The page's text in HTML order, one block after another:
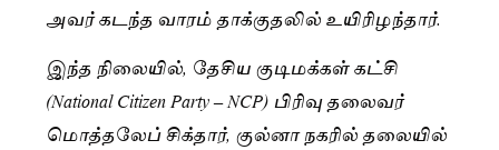
அவர் கடந்த வாரம் தாக்குதலில் உயிரிழந்தார்.
இந்த நிலையில், தேசிய குடிமக்கள் கட்சி
(National Citizen Party – NCP) பிரிவு தலைவர்
மொத்தலேப் சிக்தார், குல்னா நகரில் தலையில்